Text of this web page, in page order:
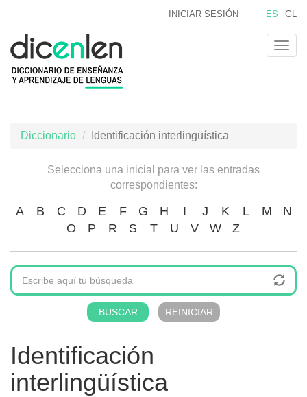
contenido
principal
ES GL
INICIAR SESIÓN
Diccionario Identificación interlingüística
Selecciona una inicial para ver las entradas
correspondientes:
A B C D E F G H I J K L M
N
O
P R S T U V W Z
Identificación
interlingüística